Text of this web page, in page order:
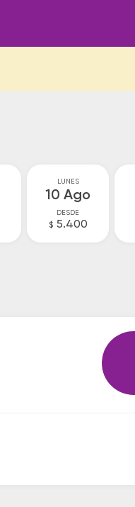
LUNES
10 Ago
DESDE
$ 5.400